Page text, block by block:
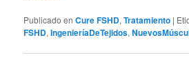
Publicado en Cure FSHD,Tratamiento |
FSHD,IngenieríaDeTejidos,